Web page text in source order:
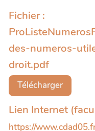
Fichier :
des-numeros-
droit.pdf
Télécharger
Lien Internet
https://